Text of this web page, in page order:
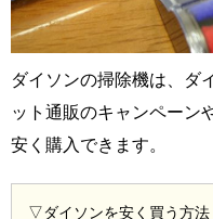
ダイソンの掃除機は、ダ
ット通販のキャンペーン
安く購入できます。
▽ダイソンを安く買う方法